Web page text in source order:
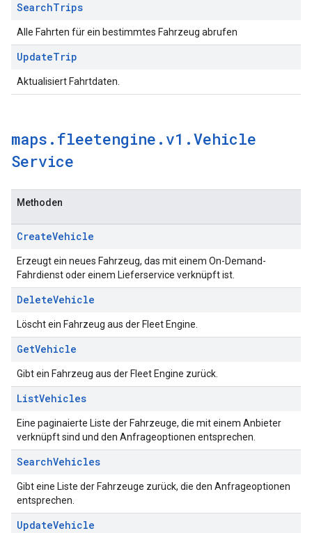
SearchTrips
Alle Fahrten für ein bestimmtes Fahrzeug abrufen
UpdateTrip
Aktualisiert Fahrtdaten.
maps . fleetengine . v1 .Vehicle
Service
Methoden
CreateVehicle
Erzeugt ein neues Fahrzeug, das mit einem On-Demand-
Fahrdienst oder einem Lieferservice verknüpft ist.
DeleteVehicle
Löscht ein Fahrzeug aus der Fleet Engine.
GetVehicle
Gibt ein Fahrzeug aus der Fleet Engine zurück.
ListVehicles
Eine paginaierte Liste der Fahrzeuge, die mit einem Anbieter
verknüpft sind und den Anfrageoptionen entsprechen.
SearchVehicles
Gibt eine Liste der Fahrzeuge zurück, die den Anfrageoptionen
entsprechen.
UpdateVehicle